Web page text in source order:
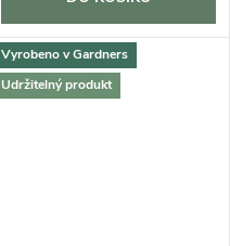
Vyrobeno v Gardners
Udržitelný produkt